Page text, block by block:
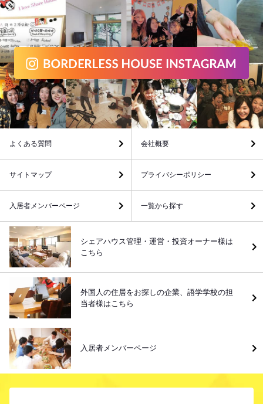
よくある質問 会社概要
サイトマップ プライバシーポリシー
入居者メンバーページ 一覧から探す
シェアハウス管理・運営・投資オーナー様は
こちら
外国人の住居をお探しの企業、語学学校の担
当者様はこちら
入居者メンバーページ